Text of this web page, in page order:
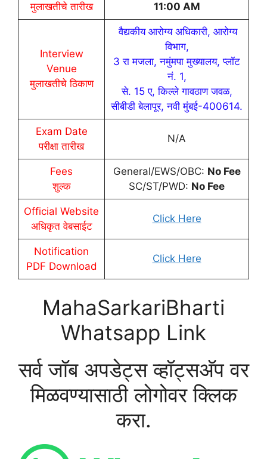
मुलाखतीचेतारीख
11:00 AM
Interview
Venue
मुलाखतीचे ठिकाण
वैद्यकीय आरोग्य अधिकारी, आरोग्य
विभाग,
3 रा मजला, नमुंमपा मुख्यालय, प्लॉट
नं. 1,
से. 15 ए, किल्ले गावठाण जवळ,
सीबीडी बेलापूर, नवी मुंबई-400614.
Exam Date
परीक्षा तारीख
N/A
Fees
शुल्क
General/EWS/OBC: No Fee
SC/ST/PWD: No Fee
Official Website
अधिकृत वेबसाईट
Click Here
Notification
PDF Download
Click Here
MahaSarkariBharti
Whatsapp Link
सर्व जॉब अपडेट्स व्हॉट्सअ‍ॅप वर
मिळवण्यासाठी लोगोवर क्लिक
करा.